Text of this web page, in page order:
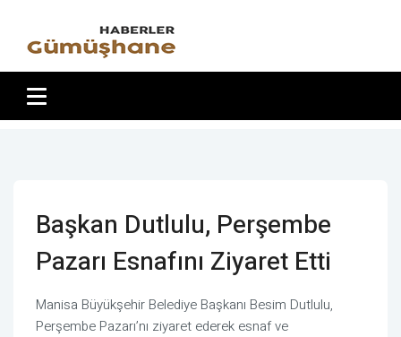
Başkan Dutlulu, Perşembe
Pazarı Esnafını Ziyaret Etti
Manisa Büyükşehir Belediye Başkanı Besim Dutlulu,
Perşembe Pazarı’nı ziyaret ederek esnaf ve